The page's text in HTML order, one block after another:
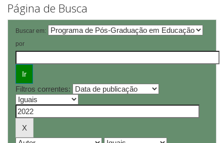
Página de Busca
Buscar em:
por
Filtros correntes: